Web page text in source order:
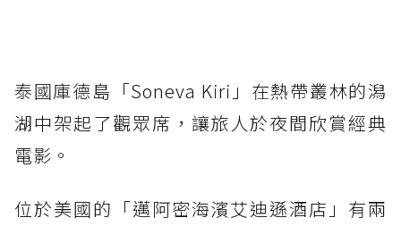
泰國庫德島「Soneva Kiri」在熱帶叢林的潟
湖中架起了觀眾席，讓旅人於夜間欣賞經典
電影。
位於美國的「邁阿密海濱艾迪遜酒店」有兩